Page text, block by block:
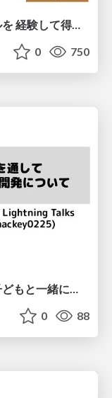
人生初のマネージャーというロールを 経験して得たもの・失ったもの / Reflections on My First Manager Role
0 750
0 88